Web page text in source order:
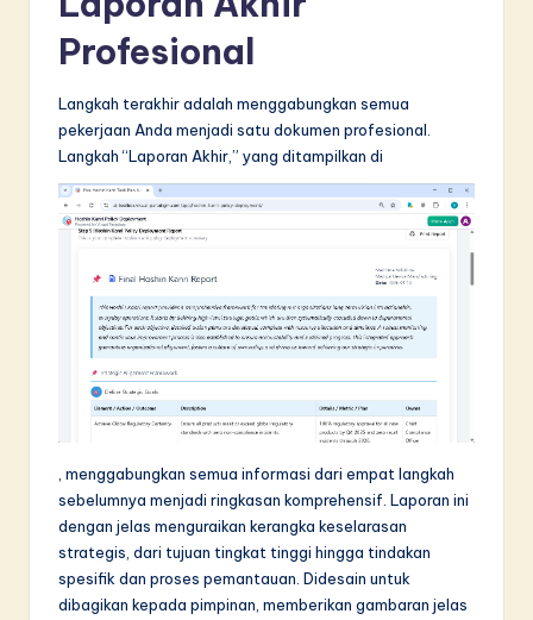
Profesional
Langkah terakhir adalah menggabungkan semua
pekerjaan Anda menjadi satu dokumen profesional.
Langkah “Laporan Akhir,” yang ditampilkan di
, menggabungkan semua informasi dari empat langkah
sebelumnya menjadi ringkasan komprehensif. Laporan ini
dengan jelas menguraikan kerangka keselarasan
strategis, dari tujuan tingkat tinggi hingga tindakan
spesifik dan proses pemantauan. Didesain untuk
dibagikan kepada pimpinan, memberikan gambaran jelas